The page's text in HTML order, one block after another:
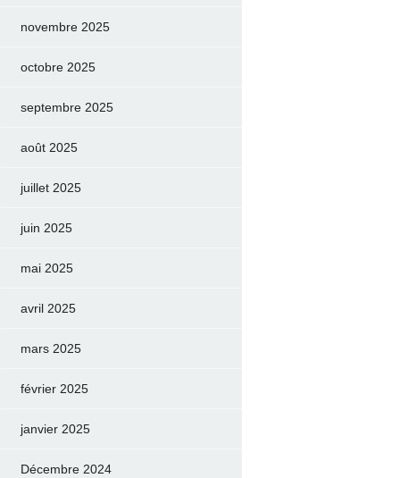
novembre 2025
octobre 2025
septembre 2025
août 2025
juillet 2025
juin 2025
mai 2025
avril 2025
mars 2025
février 2025
janvier 2025
Décembre 2024